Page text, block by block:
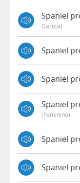
Spaniel
Garota)
Spaniel
Spaniel
Spaniel
(feminino)
Spaniel
Spaniel